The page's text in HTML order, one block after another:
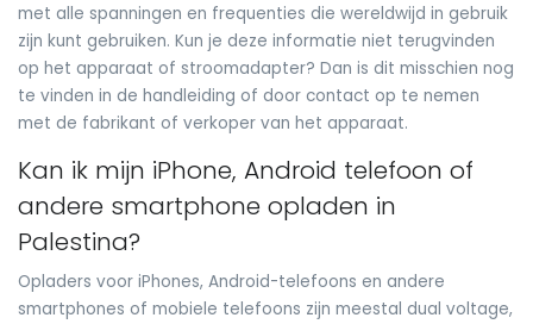
met alle spanningen en frequenties die wereldwijd in gebruik
zijn kunt gebruiken. Kun je deze informatie niet terugvinden
op het apparaat of stroomadapter? Dan is dit misschien nog
te vinden in de handleiding of door contact op te nemen
met de fabrikant of verkoper van het apparaat.
Kan ik mijn iPhone, Android telefoon of
andere smartphone opladen in
Palestina?
Opladers voor iPhones, Android-telefoons en andere
smartphones of mobiele telefoons zijn meestal dual voltage,